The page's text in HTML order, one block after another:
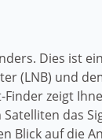
Dies ist ein
(LNB) und
zeigt
das
Blick auf die